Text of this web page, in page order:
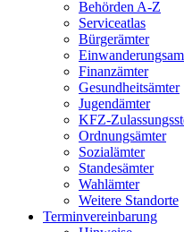
Behörden A-Z
Serviceatlas
Bürgerämter
Finanzämter
Gesundheits­ämter
Jugendämter
KFZ-
Ordnungsämter
Sozialämter
Standesämter
Wahlämter
Weitere Standorte
Termin­vereinbarung